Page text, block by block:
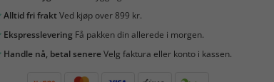
Alltid fri fraktVed kjøp over 899 kr.
EkspressleveringFå pakken din allerede i morgen.
Handle nå, betal senereVelg faktura eller konto i kassen.